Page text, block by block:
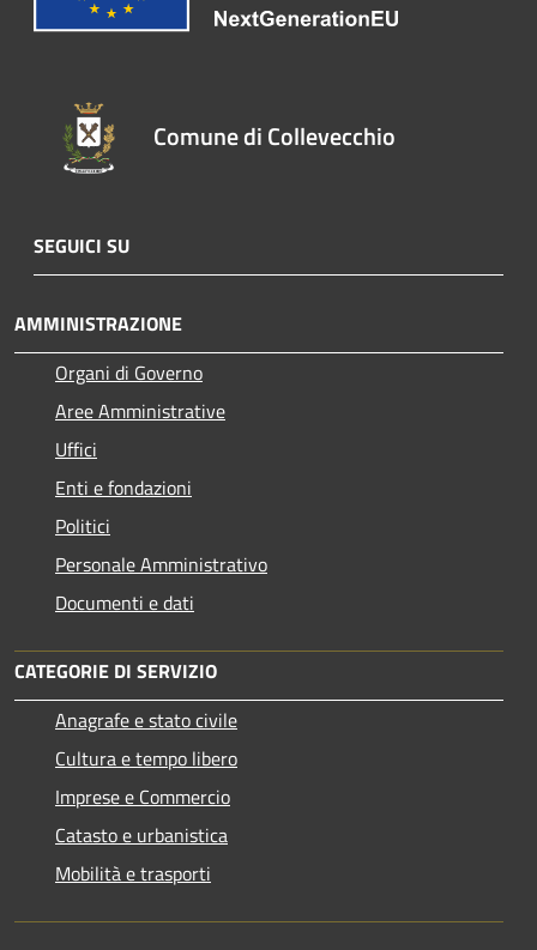
Comune di Collevecchio
SEGUICI SU
AMMINISTRAZIONE
Organi di Governo
Aree Amministrative
Uffici
Enti e fondazioni
Politici
Personale Amministrativo
Documenti e dati
CATEGORIE DI SERVIZIO
Anagrafe e stato civile
Cultura e tempo libero
Imprese e Commercio
Catasto e urbanistica
Mobilità e trasporti